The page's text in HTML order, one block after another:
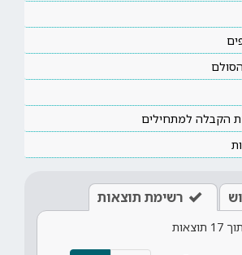
הקבלה למתחילים
רשימת תוצאות
17 תוצאות